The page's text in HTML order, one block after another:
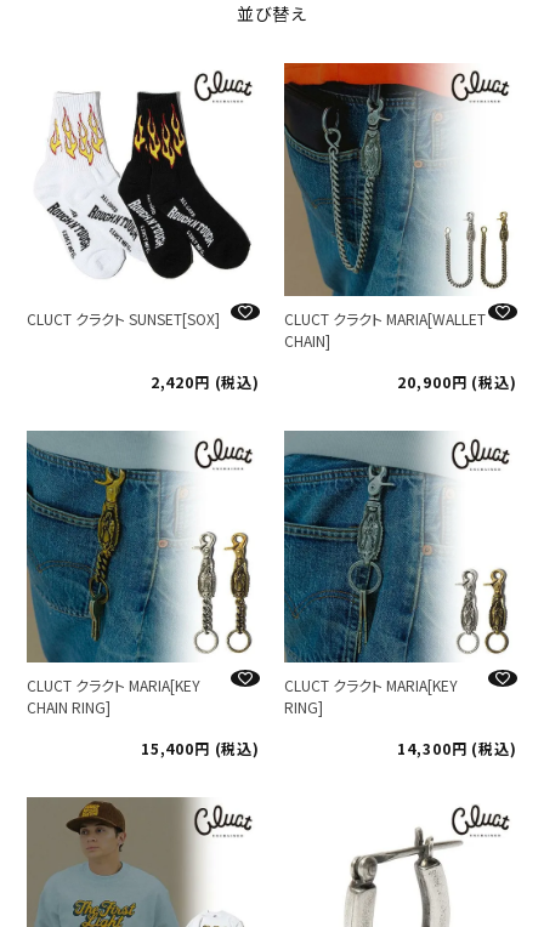
並び替え
CLUCT クラクト SUNSET[SOX]
2,420 税込
CLUCT クラクト MARIA[WALLET
CHAIN]
20,900
税込
CLUCT クラクト MARIA[KEY
CHAIN RING]
15,400
税込
CLUCT クラクト MARIA[KEY
RING]
14,300
税込